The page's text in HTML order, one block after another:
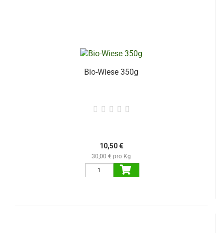
Bio-Wiese 350g
10,50 €
30,00 € pro Kg